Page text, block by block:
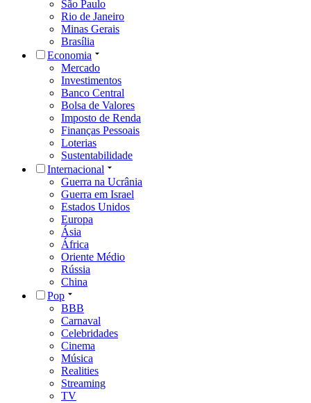
São Paulo
Rio de Janeiro
Minas Gerais
Brasília
Economia
Mercado
Investimentos
Banco Central
Bolsa de Valores
Imposto de Renda
Finanças Pessoais
Loterias
Sustentabilidade
Internacional
Guerra na Ucrânia
Guerra em Israel
Estados Unidos
Europa
Ásia
África
Oriente Médio
Rússia
China
Pop
BBB
Carnaval
Celebridades
Cinema
Música
Realities
Streaming
TV